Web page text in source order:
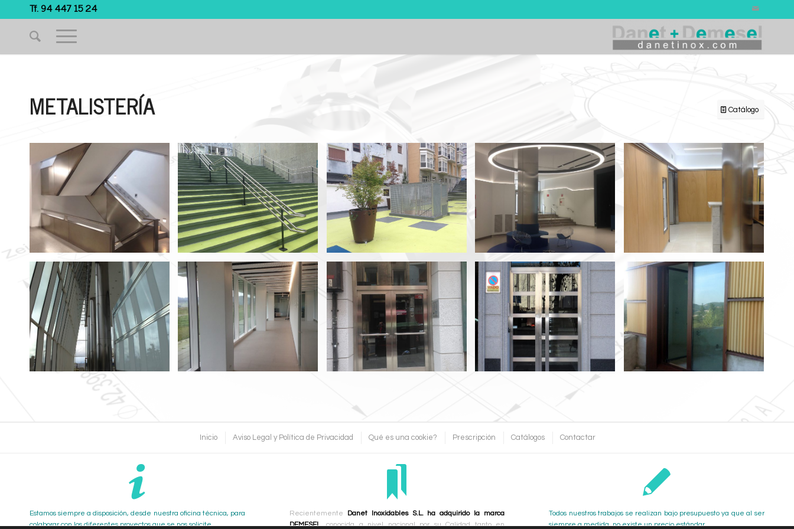
Tf. 94 447 15 24
METALISTERÍA Catálogo
Barandilla Acero
Inoxidable Escalera
Barandilla Acero
Inoxidable Jardinera Acero Corten Lámpara y Pilar Inox Pilar Acero Inoxidable
Pilares Acero Inoxidable Pilar Rectangular Lacado
Blanco
Puerta de Portal de
Acero Inoxidable Mainel
Ancho
Puerta de Portal de Tubo
Acero Inoxidable Ventana Acero Corten
Inicio Aviso Legal y Política de Privacidad Qué es una cookie? Prescripción Catálogos Contactar
Estamos siempre a disposición, desde nuestra oficina técnica, para
colaborar con los diferentes proyectos que se nos solicite
Recientemente
Danet Inoxidables S.L. ha adquirido la marca
DEMESEL, conocida a nivel nacional por su Calidad tanto en
Todos nuestros trabajos se realizan bajo presupuesto ya que al ser
siempre a medida, no existe un precio estándar